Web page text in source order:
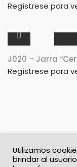
Regístrese para
J020 – Jarra
Regístrese para
Utilizamos
brindar al